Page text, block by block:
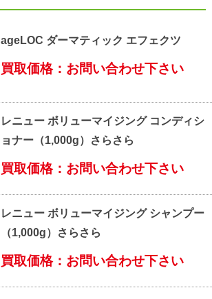
ageLOC ダーマティック エフェクツ
買取価格：お問い合わせ下さい
レニュー ボリューマイジング コンディシ
ョナー（1,000g）さらさら
買取価格：お問い合わせ下さい
レニュー ボリューマイジング シャンプー
（1,000g）さらさら
買取価格：お問い合わせ下さい